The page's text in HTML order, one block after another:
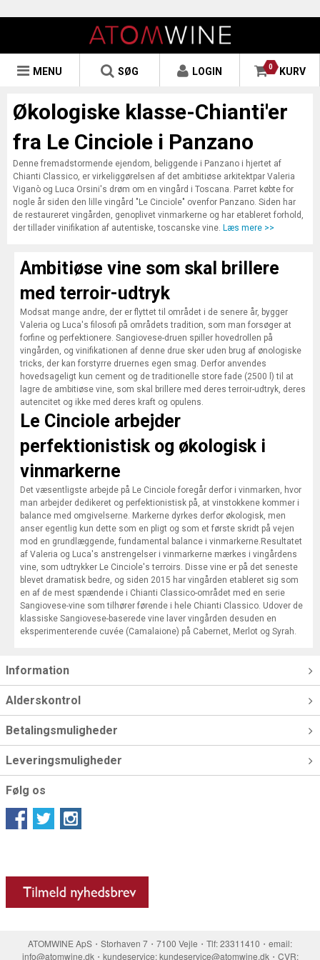
0 KURV
LOGIN
SØG
MENU
Økologiske klasse-Chianti'er
fra Le Cinciole i Panzano
Denne fremadstormende ejendom, beliggende i Panzano i hjertet af
Chianti Classico, er virkeliggørelsen af det ambitiøse arkitektpar Valeria
Viganò og Luca Orsini's drøm om en vingård i Toscana. Parret købte for
nogle år siden den lille vingård "Le Cinciole" ovenfor Panzano. Siden har
de restaureret vingården, genoplivet vinmarkerne og har etableret forhold,
der tillader vinifikation af autentiske, toscanske vine. Læs mere >>
Ambitiøse vine som skal brillere
med terroir-udtryk
Modsat mange andre, der er flyttet til området i de senere år, bygger
Valeria og Luca's filosofi på områdets tradition, som man forsøger at
forfine og perfektionere. Sangiovese-druen spiller hovedrollen på
vingården, og vinifikationen af denne drue sker uden brug af ønologiske
tricks, der kan forstyrre druernes egen smag. Derfor anvendes
hovedsageligt kun cement og de traditionelle store fade (2500 l) til at
lagre de ambitiøse vine, som skal brillere med deres terroir-udtryk, deres
autencitet og ikke med deres kraft og opulens.
Le Cinciole arbejder
perfektionistisk og økologisk i
vinmarkerne
Det væsentligste arbejde på Le Cinciole foregår derfor i vinmarken, hvor
man arbejder dedikeret og perfektionistisk på, at vinstokkene kommer i
balance med omgivelserne. Markerne dyrkes derfor økologisk, men
anser egentlig kun dette som en pligt og som et første skridt på vejen
mod en grundlæggende, fundamental balance i vinmarkerne.Resultatet
af Valeria og Luca's anstrengelser i vinmarkerne mærkes i vingårdens
vine, som udtrykker Le Cinciole's terroirs. Disse vine er på det seneste
blevet dramatisk bedre, og siden 2015 har vingården etableret sig som
en af de mest spændende i Chianti Classico-området med en serie
Sangiovese-vine som tilhører førende i hele Chianti Classico. Udover de
klassiske Sangiovese-baserede vine laver vingården desuden en
eksperimenterende cuvée (Camalaione) på Cabernet, Merlot og Syrah.
Information
Alderskontrol
Betalingsmuligheder
Leveringsmuligheder
Følg os
ATOMWINE ApS・Storhaven 7・7100 Vejle・Tlf: 23311410・email:
info@atomwine.dk・kundeservice: kundeservice@atomwine.dk・CVR: